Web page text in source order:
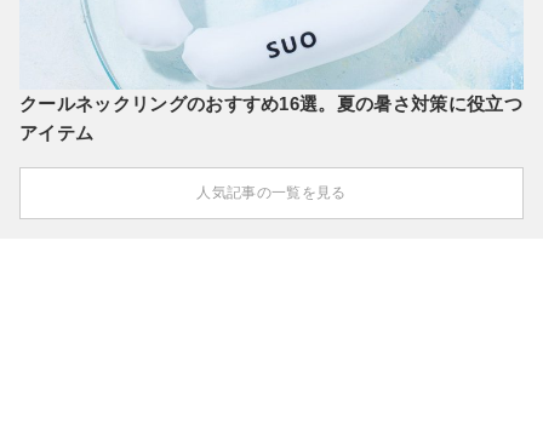
クールネックリングのおすすめ16選。夏の暑さ対策に役立つ
アイテム
人気記事の一覧を見る